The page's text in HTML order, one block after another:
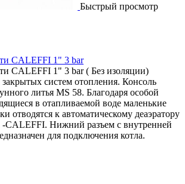
Быстрый просмотр
CALEFFI 1" 3 bar
CALEFFI 1" 3 bar ( Без изоляции)
закрытых систем отопления. Консоль
литья MS 58. Благодаря особой
в отапливаемой воде маленькие
отводятся к автоматическому деаэратору
-CALEFFI. Нижний разъем с внутренней
для подключения котла.